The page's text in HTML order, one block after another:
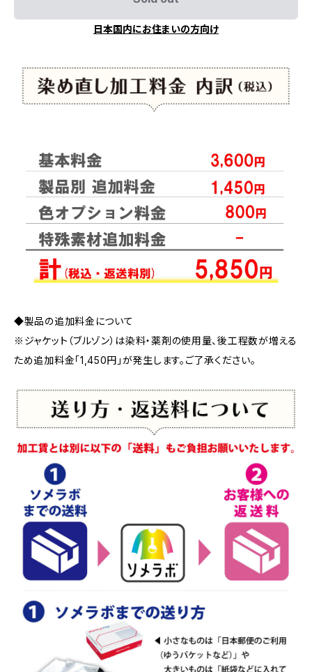
日本国内にお住まいの方向け
◆製品の追加料金について
※ジャケット（ブルゾン）は染料・薬剤の使用量、後工程数が増える
ため追加料金「1,450円」が発生します。ご了承ください。